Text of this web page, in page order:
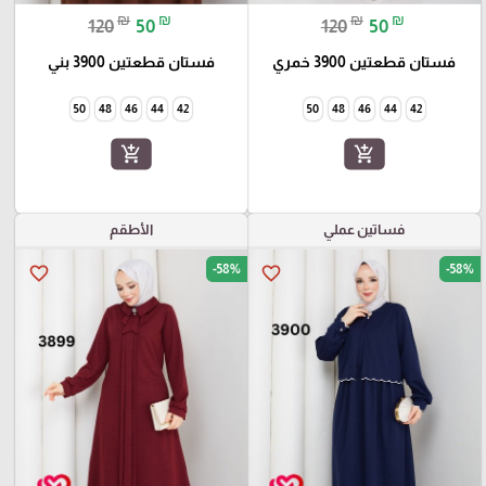
120₪ 50 ₪
فستان قطعتين 3900 خمري
42
44
46
48
50
add_shopping_cart
120₪ 50 ₪
فستان قطعتين 3900 بني
42
44
46
48
50
add_shopping_cart
فساتين عملي
favorite_border -58%
الأطقم
favorite_border -58%